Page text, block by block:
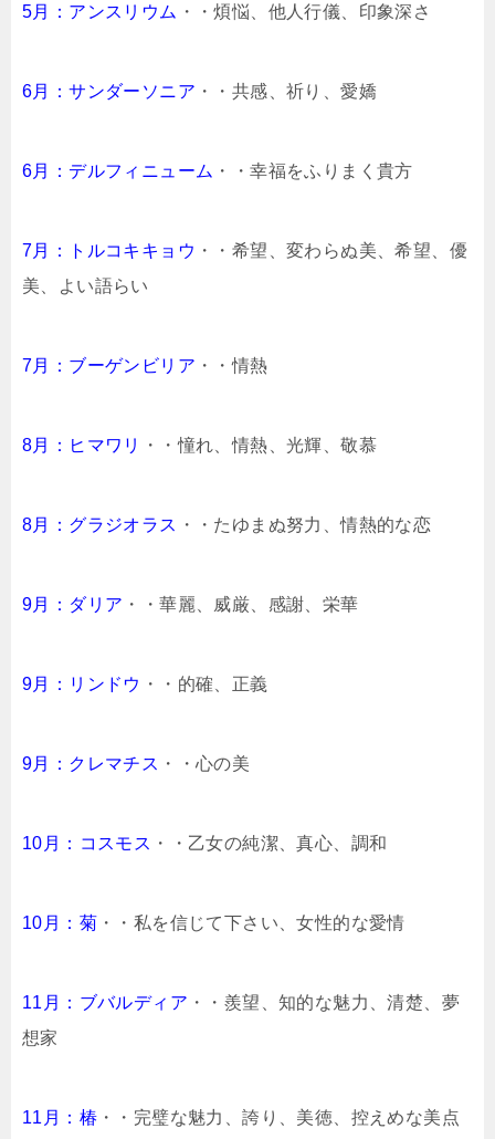
5月：アンスリウム ・・煩悩、他人行儀、印象深さ
6月：サンダーソニア ・・共感、祈り、愛嬌
6月：デルフィニューム ・・幸福をふりまく貴方
7月：トルコキキョウ ・・希望、変わらぬ美、希望、優
美、よい語らい
7月：ブーゲンビリア ・・情熱
8月：ヒマワリ ・・憧れ、情熱、光輝、敬慕
8月：グラジオラス ・・たゆまぬ努力、情熱的な恋
9月：ダリア ・・華麗、威厳、感謝、栄華
9月：リンドウ ・・的確、正義
9月：クレマチス ・・心の美
10月：コスモス ・・乙女の純潔、真心、調和
10月：菊 ・・私を信じて下さい、女性的な愛情
11月：ブバルディア ・・羨望、知的な魅力、清楚、夢
想家
11月：椿 ・・完璧な魅力、誇り、美徳、控えめな美点